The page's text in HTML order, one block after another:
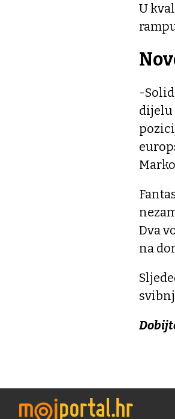
U
-
dijelu
Dva
na